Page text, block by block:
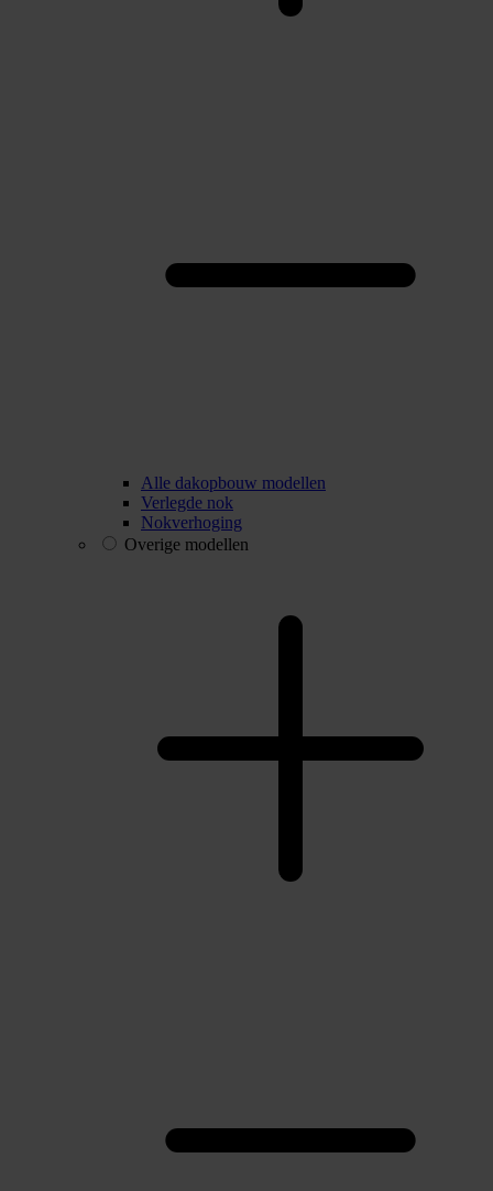
Alle dakopbouw modellen
Verlegde nok
Nokverhoging
Overige modellen